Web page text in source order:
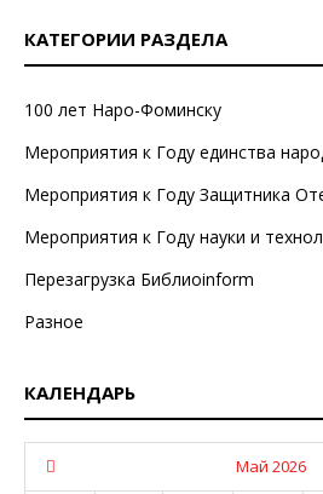
КАТЕГОРИИ РАЗДЕЛА
100 лет Наро-Фоминску
Мероприятия к Году единства
Мероприятия к Году Защитника
Мероприятия к Году науки и
Перезагрузка Библиоinform
Разное
КАЛЕНДАРЬ
Май 2026